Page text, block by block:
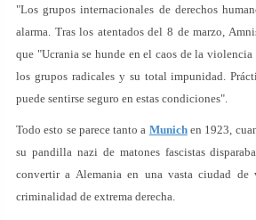
"Los grupos internacionales de derechos
alarma. Tras los atentados del 8 de marzo,
que "Ucrania se hunde en el caos de la
los grupos radicales y su total impunidad.
puede sentirse seguro en estas condiciones".
Todo esto se parece tanto a Munichen 1923,
su pandilla nazi de matones fascistas
convertir a Alemania en una vasta ciudad
criminalidad de extrema derecha.